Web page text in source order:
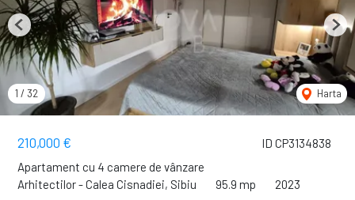
ID CP3134838
210,000 €
Apartament cu 4 camere de vânzare
Arhitectilor - Calea Cisnadiei, Sibiu
95.9 mp 2023
1 / 32 Harta
Previous Next